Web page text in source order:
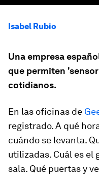
Isabel Rubio
Una empresa
que permiten
cotidianos.
En las oficinas de
registrado. A qué
cuándo se levanta.
utilizadas. Cuál es el
sala. Qué puertas y